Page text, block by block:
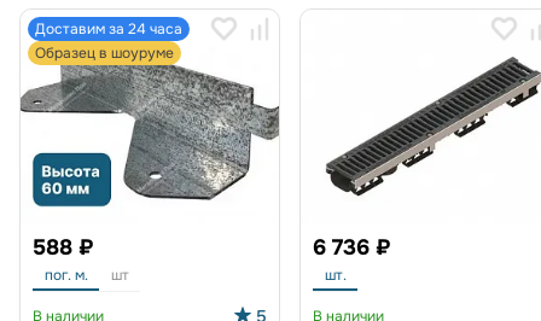
Доставим за 24 часа
Образец в шоуруме
588 ₽
пог. м. шт
В наличии 5
6 736 ₽
шт.
В наличии